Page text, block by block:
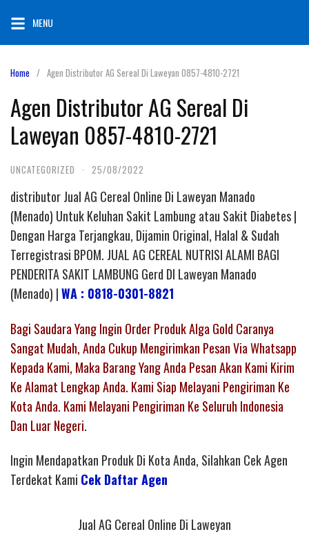
content
MENU
Home Agen Distributor AG Sereal Di Laweyan 0857-4810-2721
Agen Distributor AG Sereal Di
Laweyan 0857-4810-2721
UNCATEGORIZED · 25/08/2022
distributor Jual AG Cereal Online Di Laweyan Manado
(Menado) Untuk Keluhan Sakit Lambung atau Sakit Diabetes |
Dengan Harga Terjangkau, Dijamin Original, Halal & Sudah
Terregistrasi BPOM. JUAL AG CEREAL NUTRISI ALAMI BAGI
PENDERITA SAKIT LAMBUNG Gerd DI Laweyan Manado
(Menado) |WA : 0818-0301-8821
Bagi Saudara Yang Ingin Order Produk Alga Gold Caranya
Sangat Mudah, Anda Cukup Mengirimkan Pesan Via Whatsapp
Kepada Kami, Maka Barang Yang Anda Pesan Akan Kami Kirim
Ke Alamat Lengkap Anda. Kami Siap Melayani Pengiriman Ke
Kota Anda. Kami Melayani Pengiriman Ke Seluruh Indonesia
Dan Luar Negeri.
Ingin Mendapatkan Produk Di Kota Anda, Silahkan Cek Agen
Terdekat Kami Cek Daftar Agen
Jual AG Cereal Online Di Laweyan